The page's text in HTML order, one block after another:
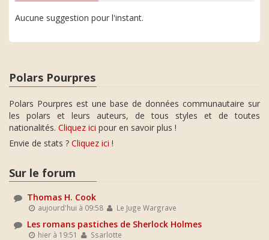
Aucune suggestion pour l'instant.
Polars Pourpres
Polars Pourpres est une base de données communautaire sur
les polars et leurs auteurs, de tous styles et de toutes
nationalités. Cliquez ici pour en savoir plus !
Envie de stats ? Cliquez ici !
Sur le forum
Thomas H. Cook
aujourd'hui à 09:58 Le Juge Wargrave
Les romans pastiches de Sherlock Holmes
hier à 19:51 Ssarlotte